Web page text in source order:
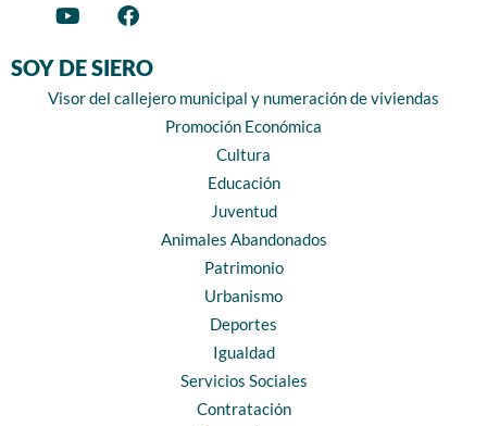
SOY DE SIERO
Visor del callejero municipal y numeración de viviendas
Promoción Económica
Cultura
Educación
Juventud
Animales Abandonados
Patrimonio
Urbanismo
Deportes
Igualdad
Servicios Sociales
Contratación